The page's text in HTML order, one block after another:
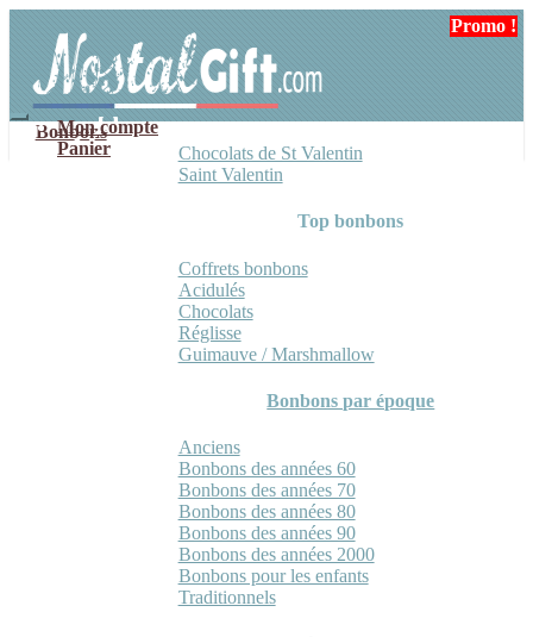
navigation
contenu
Mon compte
Panier
Bonbons
Chocolats de St Valentin
Saint Valentin
Top bonbons
Coffrets bonbons
Acidulés
Chocolats
Réglisse
Guimauve / Marshmallow
Bonbons par époque
Anciens
Bonbons des années 60
Bonbons des années 70
Bonbons des années 80
Bonbons des années 90
Bonbons des années 2000
Bonbons pour les enfants
Traditionnels
Promo !
Promo !
Promo !